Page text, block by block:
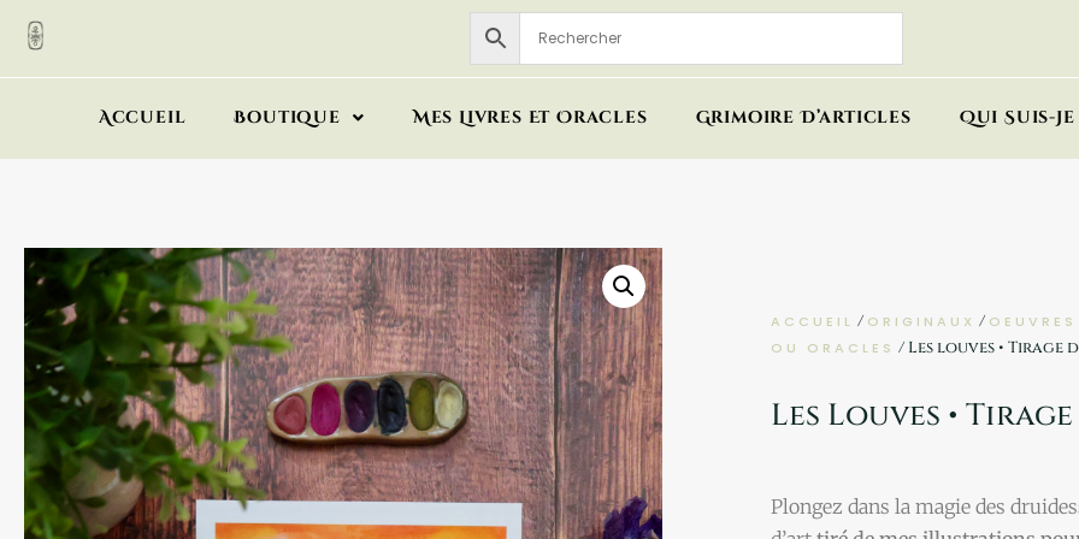
Accueil Boutique Mes Livres Et Oracles Grimoire D’articles Qui Suis-Je
ACCUEIL / ORIGINAUX /
OU ORACLES / Les louves • Tirage
Les Louves •
Plongez dans la magie des